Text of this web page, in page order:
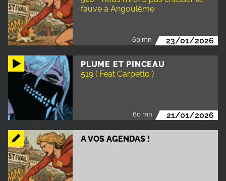
fauve à Angoulême
60 mn 23/01/2026
PLUME ET PINCEAU
519 ( Feat Carpetto )
60 mn 21/01/2026
A VOS AGENDAS !